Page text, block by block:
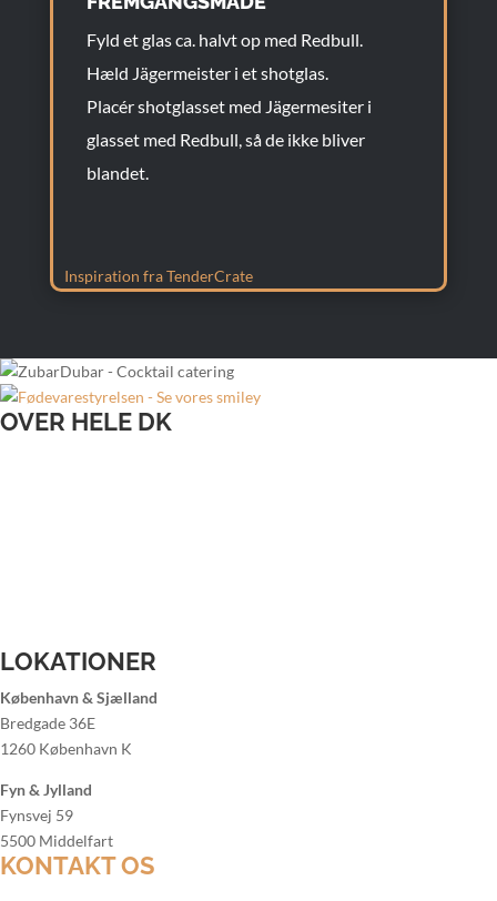
Fyld et glas ca. halvt op med Redbull.
Hæld Jägermeister i et shotglas.
Placér shotglasset med Jägermesiter i
glasset med Redbull, så de ikke bliver
blandet.
Inspiration fra TenderCrate
OVER HELE DK
LOKATIONER
København & Sjælland
Bredgade 36E
1260 København K
Fyn & Jylland
Fynsvej 59
5500 Middelfart
KONTAKT OS